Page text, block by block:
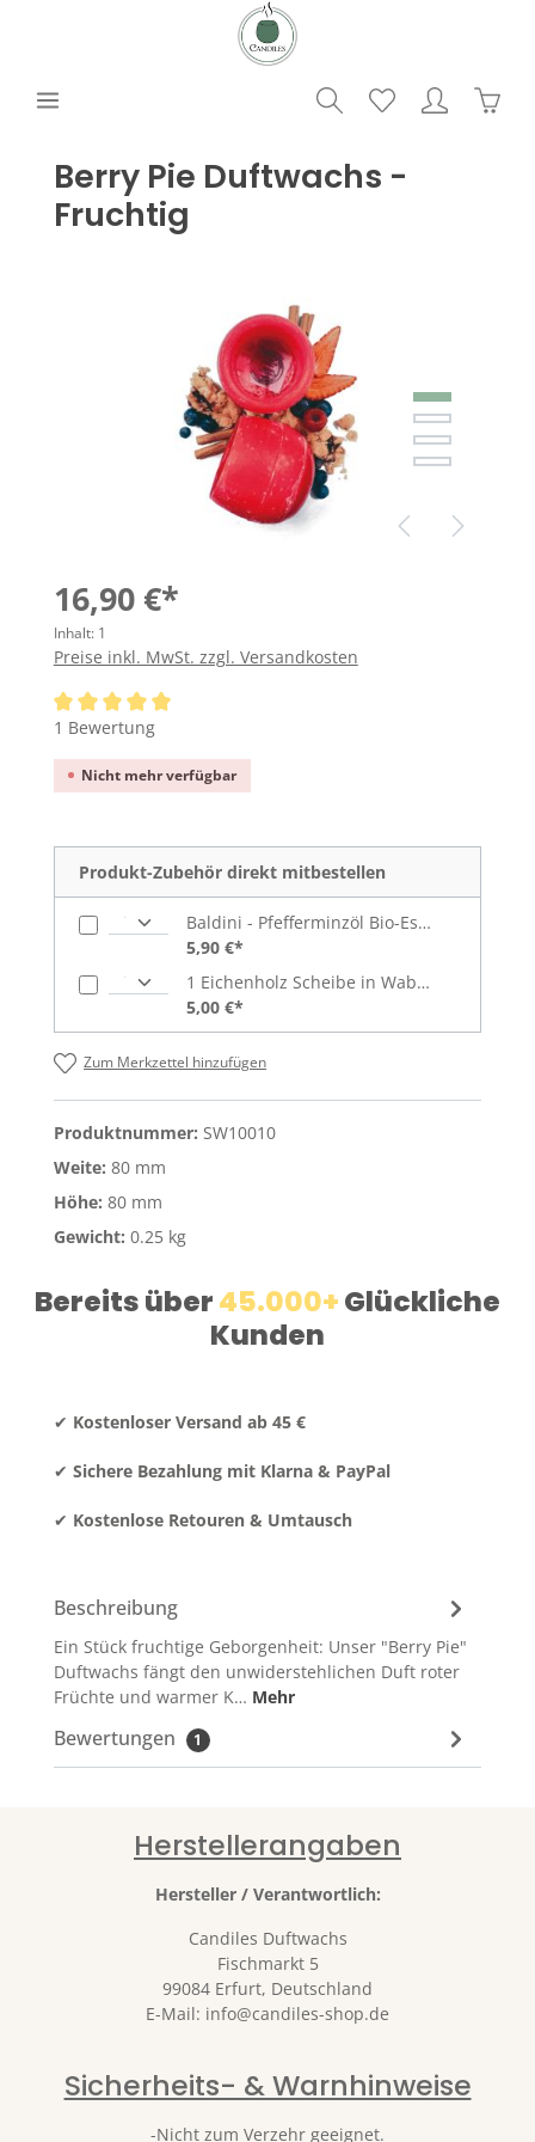
Berry Pie Duftwachs -
Fruchtig
16,90 €*
Inhalt: 1
Preise inkl. MwSt. zzgl. Versandkosten
Durchschnittliche Bewertung von 5 von 5 Sternen
1 Bewertung
Nicht mehr verfügbar
Produkt-Zubehör direkt mitbestellen
Baldini - Pfefferminzöl Bio-Essenz (5 ml)
5,90 €*
1 Eichenholz Scheibe in Wabenform
5,00 €*
Zum Merkzettel hinzufügen
Produktnummer: SW10010
Weite: 80 mm
Höhe: 80 mm
Gewicht: 0.25 kg
Bereits über45.000+Glückliche
Kunden
✔ Kostenloser Versand ab 45 €
✔ Sichere Bezahlung mit Klarna & PayPal
✔ Kostenlose Retouren & Umtausch
Beschreibung
Ein Stück fruchtige Geborgenheit: Unser "Berry Pie"
Duftwachs fängt den unwiderstehlichen Duft roter
Früchte und warmer K… Mehr
Bewertungen 1
Herstellerangaben
Hersteller / Verantwortlich:
Candiles Duftwachs
Fischmarkt 5
99084 Erfurt, Deutschland
E-Mail: info@candiles-shop.de
Sicherheits- & Warnhinweise
-Nicht zum Verzehr geeignet.